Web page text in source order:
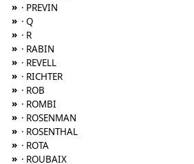
» · PREVIN
» · Q
» · R
» · RABIN
» · REVELL
» · RICHTER
» · ROB
» · ROMBI
» · ROSENMAN
» · ROSENTHAL
» · ROTA
» · ROUBAIX